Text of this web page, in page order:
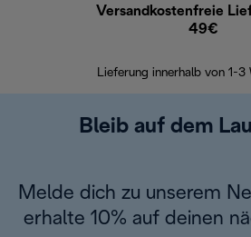
Versandkostenfreie
49€
Lieferung innerhalb von 1-3
Bleib auf dem
Melde dich zu unserem
erhalte 10% auf deinen